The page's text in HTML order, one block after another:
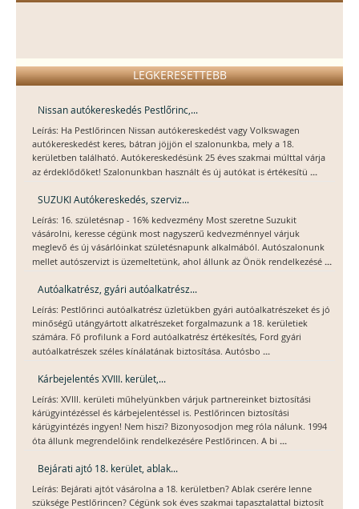
LEGKERESETTEBB
Nissan autókereskedés Pestlőrinc,...
Leírás: Ha Pestlőrincen Nissan autókereskedést vagy Volkswagen
autókereskedést keres, bátran jöjjön el szalonunkba, mely a 18.
kerületben található. Autókereskedésünk 25 éves szakmai múlttal várja
az érdeklődőket! Szalonunkban használt és új autókat is értékesítü ...
SUZUKI Autókereskedés, szerviz...
Leírás: 16. születésnap - 16% kedvezmény Most szeretne Suzukit
vásárolni, keresse cégünk most nagyszerű kedvezménnyel várjuk
meglevő és új vásárlóinkat születésnapunk alkalmából. Autószalonunk
mellet autószervizt is üzemeltetünk, ahol állunk az Önök rendelkezésé ...
Autóalkatrész, gyári autóalkatrész...
Leírás: Pestlőrinci autóalkatrész üzletükben gyári autóalkatrészeket és jó
minőségű utángyártott alkatrészeket forgalmazunk a 18. kerületiek
számára. Fő profilunk a Ford autóalkatrész értékesítés, Ford gyári
autóalkatrészek széles kínálatának biztosítása. Autósbo ...
Kárbejelentés XVIII. kerület,...
Leírás: XVIII. kerületi műhelyünkben várjuk partnereinket biztosítási
kárügyintézéssel és kárbejelentéssel is. Pestlőrincen biztosítási
kárügyintézés ingyen! Nem hiszi? Bizonyosodjon meg róla nálunk. 1994
óta állunk megrendelőink rendelkezésére Pestlőrincen. A bi ...
Bejárati ajtó 18. kerület, ablak...
Leírás: Bejárati ajtót vásárolna a 18. kerületben? Ablak cserére lenne
szüksége Pestlőrincen? Cégünk sok éves szakmai tapasztalattal biztosít